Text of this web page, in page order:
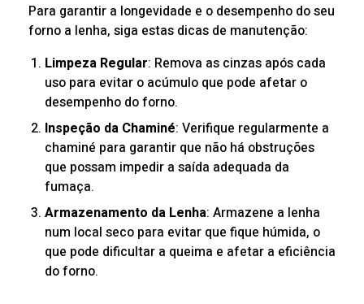
Para garantir a longevidade e o desempenho do seu
forno a lenha, siga estas dicas de manutenção:
Limpeza Regular: Remova as cinzas após cada
uso para evitar o acúmulo que pode afetar o
desempenho do forno.
Inspeção da Chaminé: Verifique regularmente a
chaminé para garantir que não há obstruções
que possam impedir a saída adequada da
fumaça.
Armazenamento da Lenha: Armazene a lenha
num local seco para evitar que fique húmida, o
que pode dificultar a queima e afetar a eficiência
do forno.